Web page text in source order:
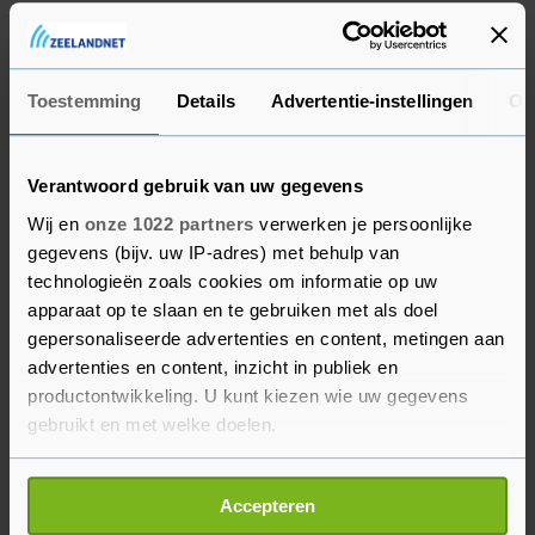
Toestemming Details Advertentie-instellingen
Verantwoord gebruik van uw gegevens
Wij en onze 1022 partners verwerken je persoonlijke
gegevens (bijv. uw IP-adres) met behulp van
technologieën zoals cookies om informatie op uw
apparaat op te slaan en te gebruiken met als doel
gepersonaliseerde advertenties en content, metingen aan
advertenties en content, inzicht in publiek en
productontwikkeling. U kunt kiezen wie uw gegevens
gebruikt en met welke doelen.
Als u het toestaat, willen we ook graag:
Informatie verzamelen over uw geografische
Accepteren
hints te halen wanneer de centrale bank de
coronasteun wil gaan afbouwen en of de
beleidsbepalers anders over renteveranderingen
zijn gaan denken. Eerder was al bekend
rente te verhogen waar eerder gedacht werd aan
2023.
Koersen
De Dow-Jonesindex ging in de eerste
handelsminuten 0,4 procent omlaag tot 34.643
punten. De breed samengestelde S&P 500 werd
0,2 procent lager gezet op 4344 punten en
techbeurs Nasdaq steeg 0,1 procent tot 14.650